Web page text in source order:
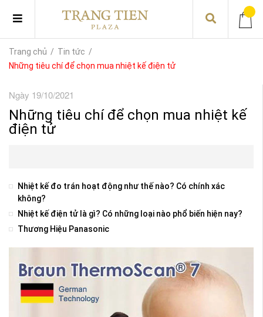
Trang chủ / Tin tức /
Những tiêu chí để chọn mua nhiệt kế điện tử
Ngày 19/10/2021
Những tiêu chí để chọn mua nhiệt kế
điện tử
Nhiệt kế đo trán hoạt động như thế nào? Có chính xác
không?
Nhiệt kế điện tử là gì? Có những loại nào phổ biến hiện nay?
Thương Hiệu Panasonic